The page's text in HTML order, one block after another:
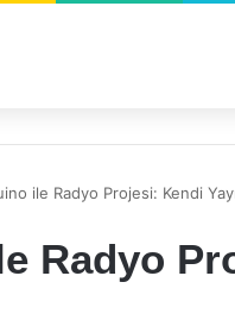
ile Radyo Projesi: Kendi
Radyo